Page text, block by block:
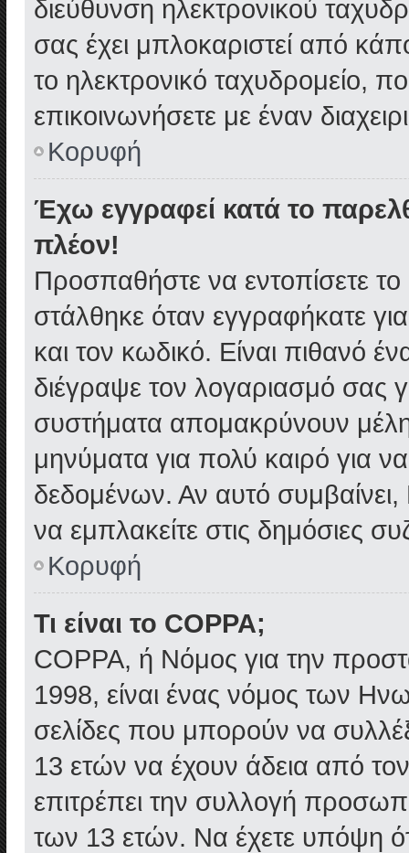
διεύθυνση ηλεκτρονικού
σας έχει μπλοκαριστεί από
το ηλεκτρονικό ταχυδρομείο,
επικοινωνήσετε με έναν
Κορυφή
Έχω εγγραφεί κατά το
πλέον!
Προσπαθήστε να εντοπίσετε
στάλθηκε όταν εγγραφήκατε
και τον κωδικό. Είναι πιθανό
διέγραψε τον λογαριασμό σας
συστήματα απομακρύνουν
μηνύματα για πολύ καιρό για
δεδομένων. Αν αυτό
να εμπλακείτε στις δημόσιες
Κορυφή
Τι είναι το COPPA;
COPPA, ή Νόμος για την
1998, είναι ένας νόμος των
σελίδες που μπορούν να
13 ετών να έχουν άδεια από
επιτρέπει την συλλογή
των 13 ετών. Να έχετε υπόψη